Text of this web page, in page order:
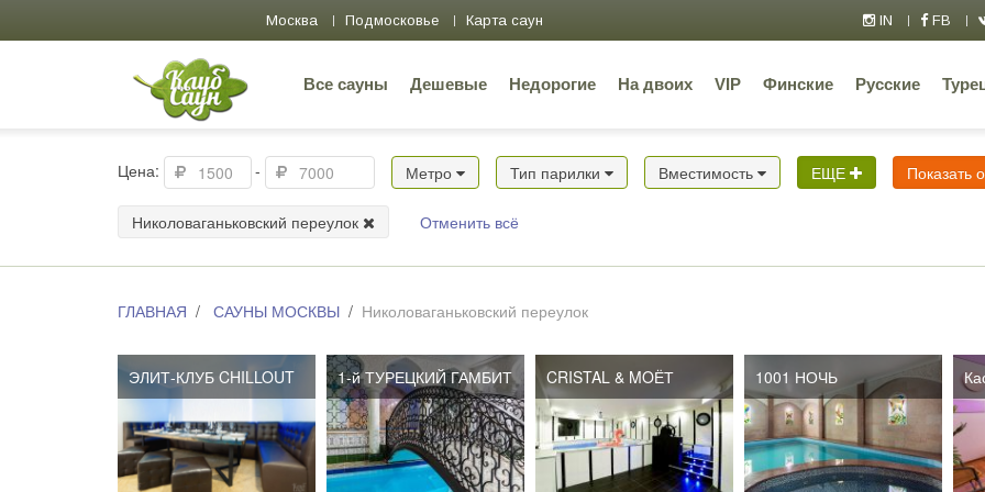
Москва Подмосковье Карта саун IN FB
Все сауны Дешевые Недорогие На двоих VIP Финские Русские
Цена: - Метро Тип парилки Вместимость ЕЩЕ Показать
Николоваганьковский переулок Отменить всё
ГЛАВНАЯ САУНЫ МОСКВЫ Николоваганьковский переулок
ЭЛИТ-КЛУБ CHILLOUT
ЭЛИТ-КЛУБ CHILLOUT 1-й ТУРЕЦКИЙ ГАМБИТ
1-й ТУРЕЦКИЙ ГАМБИТ CRISTAL & MOЁТ 1001 НОЧЬ